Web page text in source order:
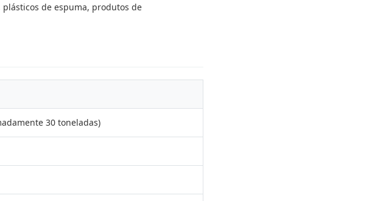
de espuma, produtos de
30 toneladas)